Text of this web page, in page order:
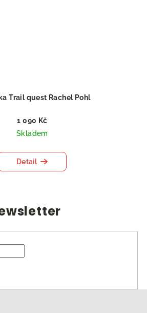
Trail quest Rachel Pohl
1 090 Kč
Skladem
Detail